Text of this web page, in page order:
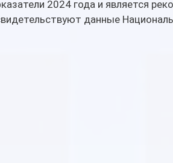
2024 года и является
данные